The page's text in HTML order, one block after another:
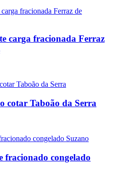
carga fracionada Ferraz
cotar Taboão da Serra
fracionado congelado